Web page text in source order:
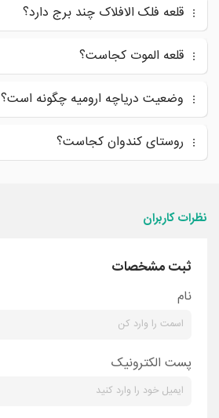
قلعه فلک الافلاک چند برج دارد؟
قلعه الموت کجاست؟
وضعیت دریاچه ارومیه چگونه است؟
روستای کندوان کجاست؟
نظرات کاربران
ثبت مشخصات
نام
پست الکترونیک